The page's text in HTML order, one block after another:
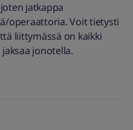
jatkappa
operaattoria. Voit tietysti
liittymässä on kaikki
jonotella.